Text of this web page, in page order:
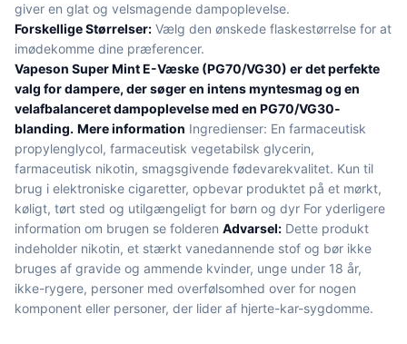
giver en glat og velsmagende dampoplevelse.
Forskellige Størrelser: Vælg den ønskede flaskestørrelse for at
imødekomme dine præferencer.
Vapeson Super Mint E-Væske (PG70/VG30) er det perfekte
valg for dampere, der søger en intens myntesmag og en
velafbalanceret dampoplevelse med en PG70/VG30-
blanding. Mere information Ingredienser: En farmaceutisk
propylenglycol, farmaceutisk vegetabilsk glycerin,
farmaceutisk nikotin, smagsgivende fødevarekvalitet. Kun til
brug i elektroniske cigaretter, opbevar produktet på et mørkt,
køligt, tørt sted og utilgængeligt for børn og dyr For yderligere
information om brugen se folderen Advarsel: Dette produkt
indeholder nikotin, et stærkt vanedannende stof og bør ikke
bruges af gravide og ammende kvinder, unge under 18 år,
ikke-rygere, personer med overfølsomhed over for nogen
komponent eller personer, der lider af hjerte-kar-sygdomme.